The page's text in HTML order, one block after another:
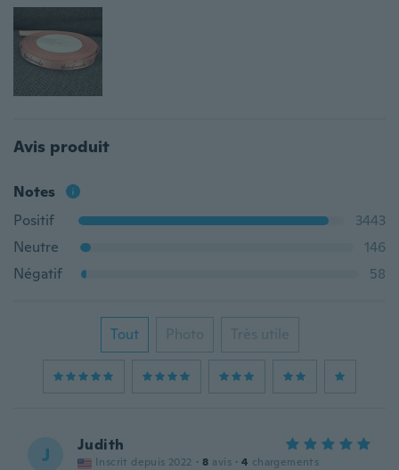
Avis produit
Notes
Positif
3443
Neutre
146
Négatif
58
Tout Photo Très utile
J Judith
Inscrit depuis 2022 · 8 avis · 4 chargements